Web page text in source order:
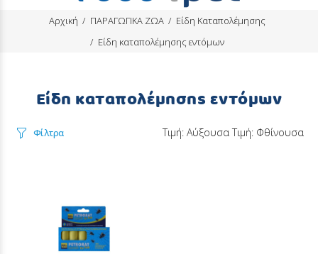
Αρχική ΠΑΡΑΓΩΓΙΚΑ ΖΩΑ
Είδη Καταπολέμησης
Είδη καταπολέμησης εντόμων
Είδη καταπολέμησης εντόμων
Φίλτρα Τιμή: Αύξουσα Τιμή: Φθίνουσα